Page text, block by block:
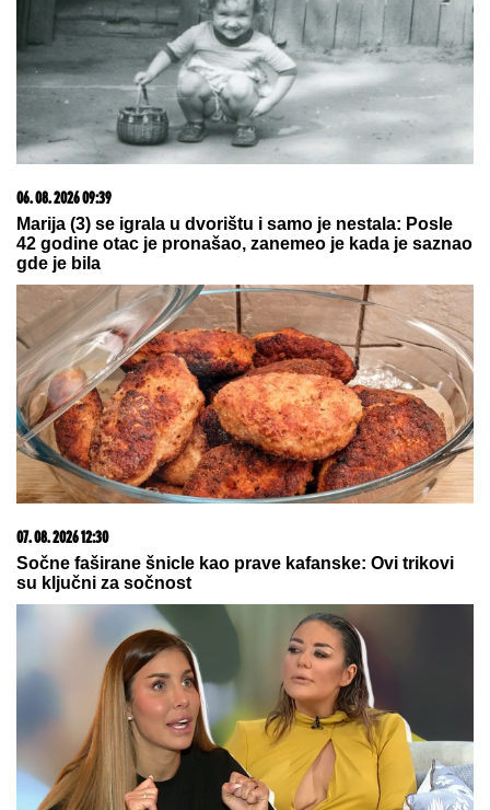
by Aklamator
15. 07. 2026 07:44
Većina građana izgubi novac pre nego što stigne na
letovanje - ovih 7 troškova skoro niko ne planira
07. 08. 2026 13:30
Slasni namaz od pečenog patlidžana daje šmek
svakom jelu: Pravićete ga stalno